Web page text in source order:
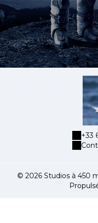
+33
© 2026 Studios à 450